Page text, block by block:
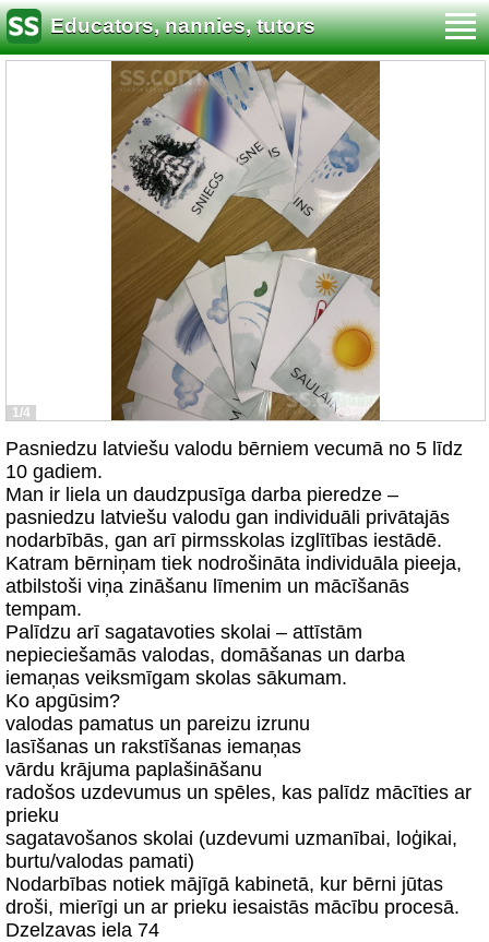
Educators, nannies, tutors
1/4
Pasniedzu latviešu valodu bērniem vecumā no 5 līdz
10 gadiem.
Man ir liela un daudzpusīga darba pieredze –
pasniedzu latviešu valodu gan individuāli privātajās
nodarbībās, gan arī pirmsskolas izglītības iestādē.
Katram bērniņam tiek nodrošināta individuāla pieeja,
atbilstoši viņa zināšanu līmenim un mācīšanās
tempam.
Palīdzu arī sagatavoties skolai – attīstām
nepieciešamās valodas, domāšanas un darba
iemaņas veiksmīgam skolas sākumam.
Ko apgūsim?
valodas pamatus un pareizu izrunu
lasīšanas un rakstīšanas iemaņas
vārdu krājuma paplašināšanu
radošos uzdevumus un spēles, kas palīdz mācīties ar
prieku
sagatavošanos skolai (uzdevumi uzmanībai, loģikai,
burtu/valodas pamati)
Nodarbības notiek mājīgā kabinetā, kur bērni jūtas
droši, mierīgi un ar prieku iesaistās mācību procesā.
Dzelzavas iela 74